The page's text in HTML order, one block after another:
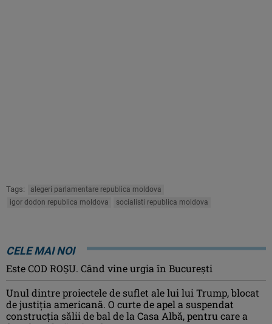
Tags:
alegeri parlamentare republica moldova
igor dodon republica moldova
socialisti republica moldova
CELE MAI NOI
Este COD ROŞU. Când vine urgia în Bucureşti
Unul dintre proiectele de suflet ale lui lui Trump, blocat
de justiția americană. O curte de apel a suspendat
construcția sălii de bal de la Casa Albă, pentru care a